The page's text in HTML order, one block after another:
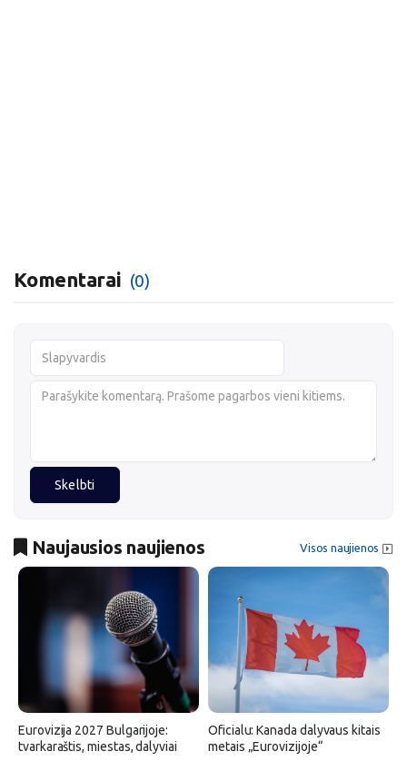
Komentarai (0)
Skelbti
Naujausios naujienos Visos naujienos
Eurovizija 2027 Bulgarijoje:
tvarkaraštis, miestas, dalyviai
Oficialu: Kanada dalyvaus kitais
metais „Eurovizijoje“